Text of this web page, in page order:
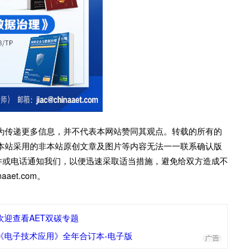
递更多信息，并不代表本网站赞同其观点。转载的所有的
采用的非本站原创文章及图片等内容无法一一联系确认版
电话通知我们，以便迅速采取适当措施，避免给双方造成不
。
迎查看AET双碳专题
《电子技术应用》全年合订本-电子版